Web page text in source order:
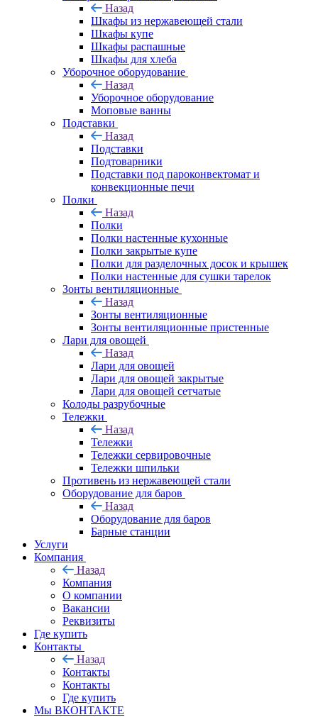
Назад
Шкафы из нержавеющей стали
Шкафы купе
Шкафы распашные
Шкафы для хлеба
Уборочное оборудование
Назад
Уборочное оборудование
Моповые ванны
Подставки
Назад
Подставки
Подтоварники
Подставки под пароконвектомат и
конвекционные печи
Полки
Назад
Полки
Полки настенные кухонные
Полки закрытые купе
Полки для разделочных досок и крышек
Полки настенные для сушки тарелок
Зонты вентиляционные
Назад
Зонты вентиляционные
Зонты вентиляционные пристенные
Лари для овощей
Назад
Лари для овощей
Лари для овощей закрытые
Лари для овощей сетчатые
Колоды разрубочные
Тележки
Назад
Тележки
Тележки сервировочные
Тележки шпильки
Противень из нержавеющей стали
Оборудование для баров
Назад
Оборудование для баров
Барные станции
Услуги
Компания
Назад
Компания
О компании
Вакансии
Реквизиты
Где купить
Контакты
Назад
Контакты
Контакты
Где купить
Мы ВКОНТАКТЕ